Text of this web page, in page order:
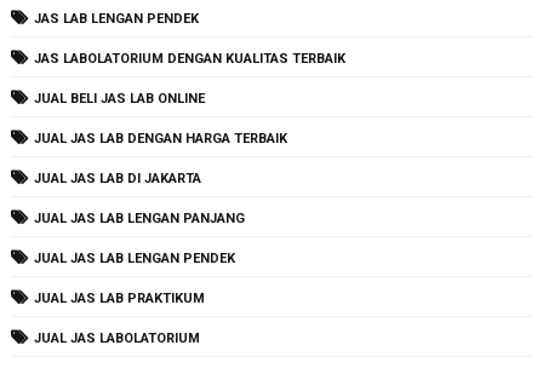
JAS LAB LENGAN PENDEK
JAS LABOLATORIUM DENGAN KUALITAS TERBAIK
JUAL BELI JAS LAB ONLINE
JUAL JAS LAB DENGAN HARGA TERBAIK
JUAL JAS LAB DI JAKARTA
JUAL JAS LAB LENGAN PANJANG
JUAL JAS LAB LENGAN PENDEK
JUAL JAS LAB PRAKTIKUM
JUAL JAS LABOLATORIUM